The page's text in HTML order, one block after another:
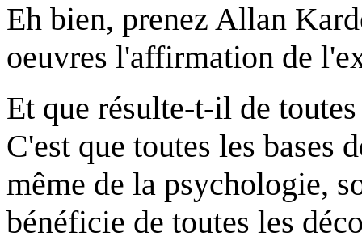
Eh bien, prenez Allan
oeuvres l'affirmation de
Et que résulte-t-il de
C'est que toutes les bases
même de la psychologie,
bénéficie de toutes les